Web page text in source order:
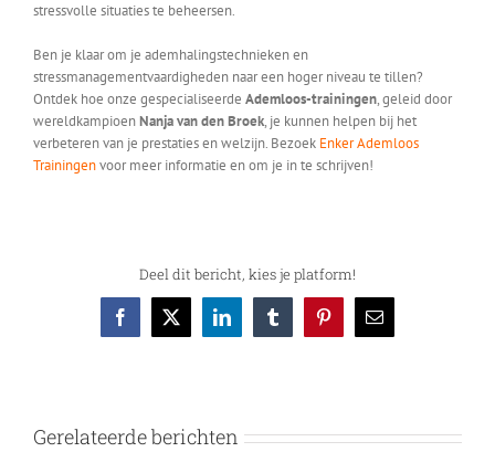
stressvolle situaties te beheersen.
Ben je klaar om je ademhalingstechnieken en
stressmanagementvaardigheden naar een hoger niveau te tillen?
Ontdek hoe onze gespecialiseerde Ademloos-trainingen, geleid door
wereldkampioenNanja van den Broek, je kunnen helpen bij het
verbeteren van je prestaties en welzijn. Bezoek Enker Ademloos
Trainingenvoor meer informatie en om je in te schrijven!
Deel dit bericht, kies je platform!
Facebook
X LinkedInTumblrPinterest
E-
mail
Gerelateerde berichten